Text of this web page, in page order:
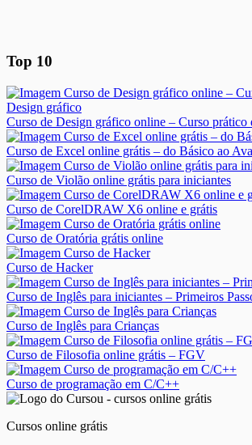
Top 10
Curso de Design gráfico online – Curso prático
Curso de Excel online grátis – do Básico ao
Curso de Violão online grátis para iniciantes
Curso de CorelDRAW X6 online e grátis
Curso de Oratória grátis online
Curso de Hacker
Curso de Inglês para iniciantes – Primeiros
Curso de Inglês para Crianças
Curso de Filosofia online grátis – FGV
Curso de programação em C/C++
Cursos online grátis